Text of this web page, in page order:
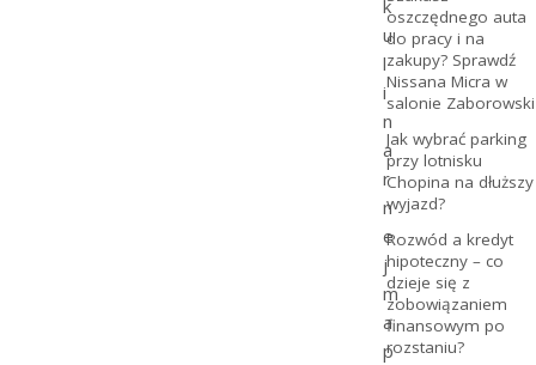
k
u
l
i
n
a
r
n
e
j
m
a
p
oszczędnego auta
do pracy i na
zakupy? Sprawdź
Nissana Micra w
salonie Zaborowski
Jak wybrać parking
przy lotnisku
Chopina na dłuższy
wyjazd?
Rozwód a kredyt
hipoteczny – co
dzieje się z
zobowiązaniem
finansowym po
rozstaniu?